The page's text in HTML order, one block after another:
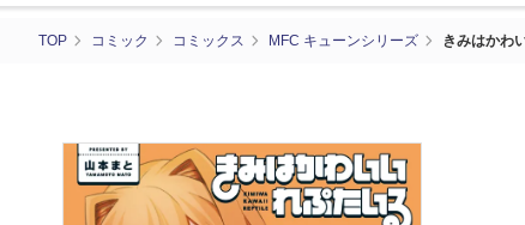
TOP コミック コミックス MFC キューンシリーズ きみはかわ